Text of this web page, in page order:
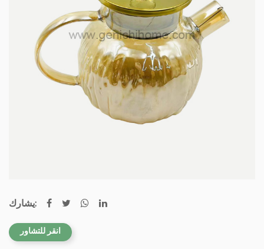
يشارك:
انقر للتشاور